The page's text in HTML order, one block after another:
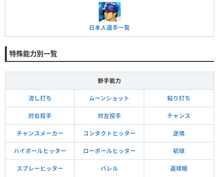
日本人選手一覧
特殊能力別一覧
野手能力
流し打ち ムーンショット 粘り打ち
対右投手 対左投手 チャンス
チャンスメーカー コンタクトヒッター 逆境
ハイボールヒッター ローボールヒッター 初球
スプレーヒッター バレル 選球眼